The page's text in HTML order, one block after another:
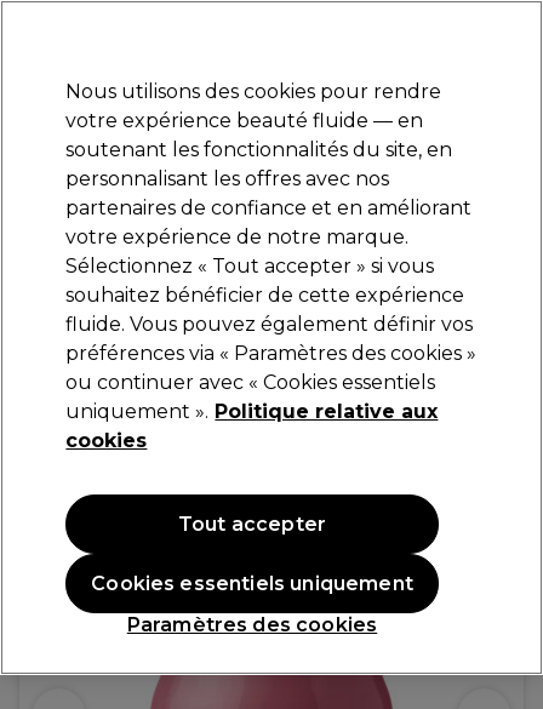
Se connecter
Marques Bons plans Coiffure Electro et Matériel
Livraison et délais
lire la suite
L'Oréal Professionnel
L'Oréal Professionnel Série Expert Pro Longer
Masque 500ml
52,15 €
Nous utilisons des cookies pour rendre
votre expérience beauté fluide — en
soutenant les fonctionnalités du site, en
personnalisant les offres avec nos
partenaires de confiance et en améliorant
votre expérience de notre marque.
Sélectionnez « Tout accepter » si vous
souhaitez bénéficier de cette expérience
fluide. Vous pouvez également définir vos
préférences via « Paramètres des cookies »
ou continuer avec « Cookies essentiels
uniquement ». Politique relative aux
cookies
Paramètres des cookies
Cookies essentiels uniquement
Tout accepter